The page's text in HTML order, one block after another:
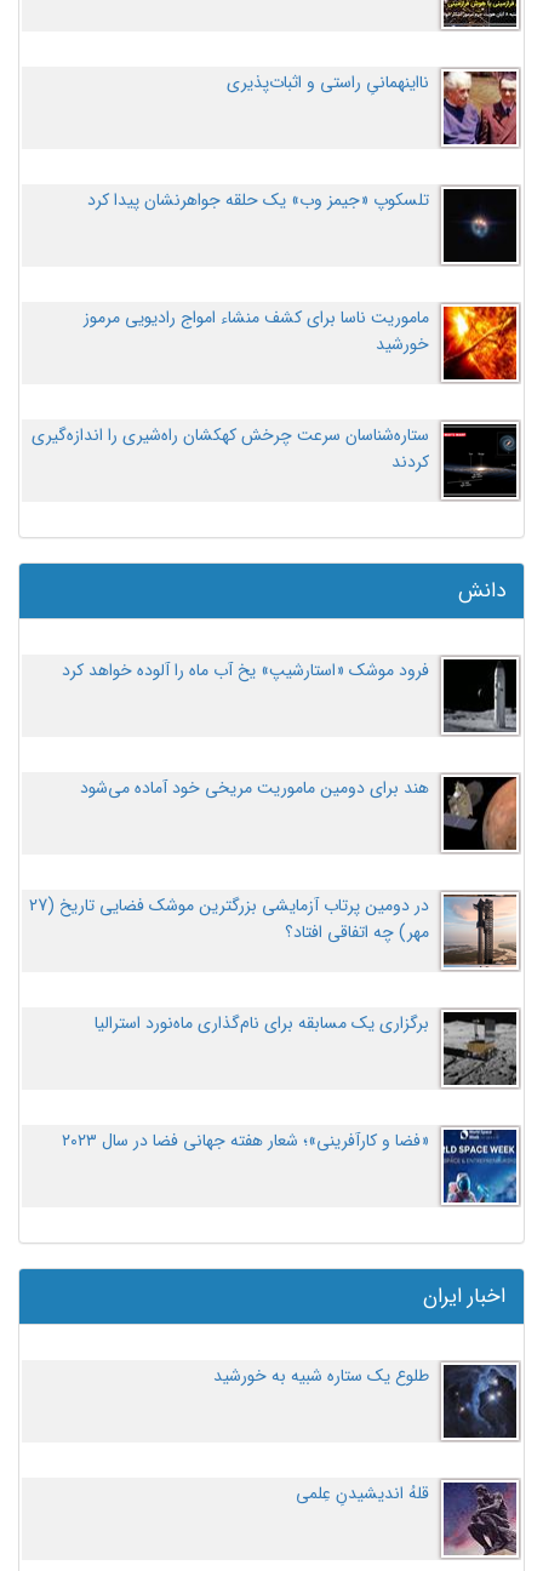
نااینهمانیِ راستی و اثبات‌پذیری
تلسکوپ «جیمز وب» یک حلقه جواهرنشان پیدا کرد
ماموریت ناسا برای کشف منشاء امواج رادیویی مرموز
خورشید
ستاره‌شناسان سرعت چرخش کهکشان راه‌شیری را اندازه‌گیری
کردند
دانش
فرود موشک «استارشیپ» یخ آب ماه را آلوده خواهد کرد
هند برای دومین ماموریت مریخی خود آماده می‌شود
در دومین پرتاب آزمایشی بزرگترین موشک فضایی تاریخ (27
مهر‌) چه اتفاقی افتاد؟
برگزاری یک مسابقه برای نام‌گذاری ماه‌نورد استرالیا
«فضا و کارآفرینی»؛ شعار هفته جهانی فضا در سال ۲۰۲۳
اخبار ایران
طلوع یک ستاره شبیه به خورشید
قلهُ اندیشیدنِ عِلمی